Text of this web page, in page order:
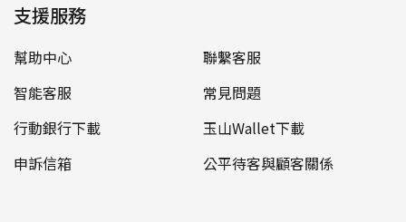
支援服務
幫助中心
聯繫客服
智能客服
常見問題
行動銀行下載
玉山Wallet下載
申訴信箱
公平待客與顧客關係